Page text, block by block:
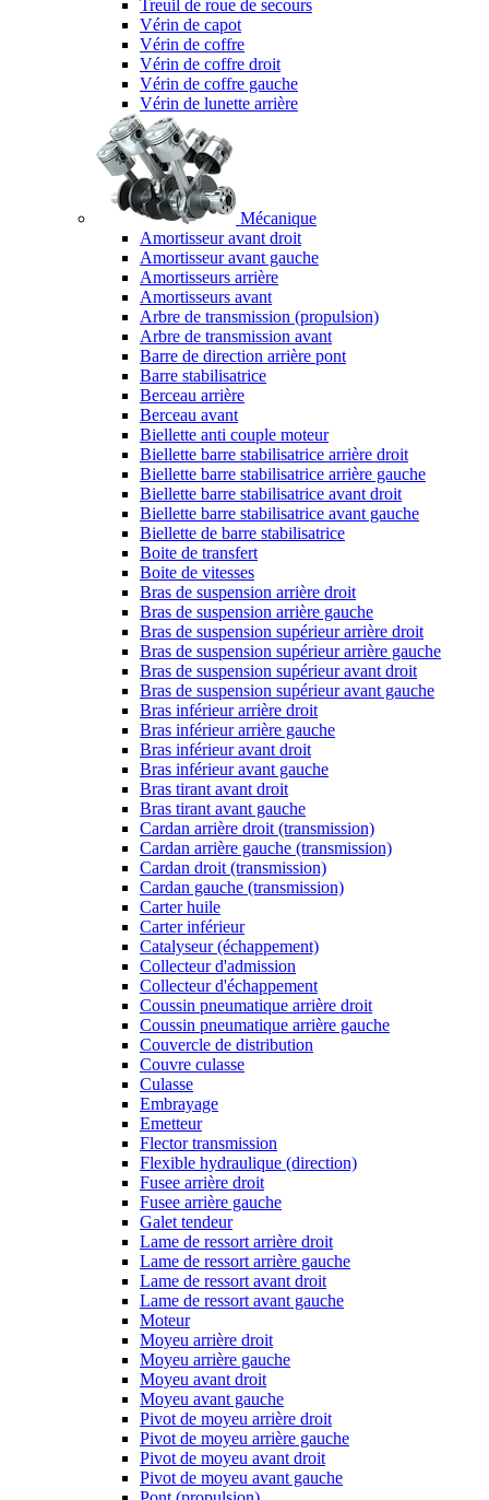
Treuil de roue de secours
Vérin de capot
Vérin de coffre
Vérin de coffre droit
Vérin de coffre gauche
Vérin de lunette arrière
Mécanique
Amortisseur avant droit
Amortisseur avant gauche
Amortisseurs arrière
Amortisseurs avant
Arbre de transmission (propulsion)
Arbre de transmission avant
Barre de direction arrière pont
Barre stabilisatrice
Berceau arrière
Berceau avant
Biellette anti couple moteur
Biellette barre stabilisatrice arrière droit
Biellette barre stabilisatrice arrière gauche
Biellette barre stabilisatrice avant droit
Biellette barre stabilisatrice avant gauche
Biellette de barre stabilisatrice
Boite de transfert
Boite de vitesses
Bras de suspension arrière droit
Bras de suspension arrière gauche
Bras de suspension supérieur arrière droit
Bras de suspension supérieur arrière gauche
Bras de suspension supérieur avant droit
Bras de suspension supérieur avant gauche
Bras inférieur arrière droit
Bras inférieur arrière gauche
Bras inférieur avant droit
Bras inférieur avant gauche
Bras tirant avant droit
Bras tirant avant gauche
Cardan arrière droit (transmission)
Cardan arrière gauche (transmission)
Cardan droit (transmission)
Cardan gauche (transmission)
Carter huile
Carter inférieur
Catalyseur (échappement)
Collecteur d'admission
Collecteur d'échappement
Coussin pneumatique arrière droit
Coussin pneumatique arrière gauche
Couvercle de distribution
Couvre culasse
Culasse
Embrayage
Emetteur
Flector transmission
Flexible hydraulique (direction)
Fusee arrière droit
Fusee arrière gauche
Galet tendeur
Lame de ressort arrière droit
Lame de ressort arrière gauche
Lame de ressort avant droit
Lame de ressort avant gauche
Moteur
Moyeu arrière droit
Moyeu arrière gauche
Moyeu avant droit
Moyeu avant gauche
Pivot de moyeu arrière droit
Pivot de moyeu arrière gauche
Pivot de moyeu avant droit
Pivot de moyeu avant gauche